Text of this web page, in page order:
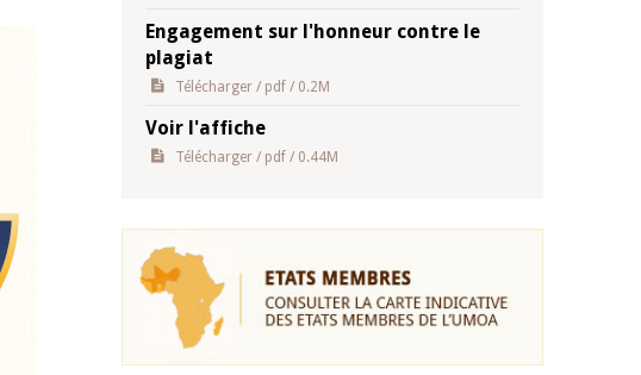
Engagement sur l'honneur contre le
plagiat
Télécharger / pdf / 0.2M
Voir l'affiche
Télécharger / pdf / 0.44M